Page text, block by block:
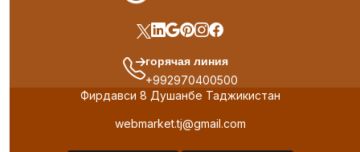
горячая линия
+992970400500
Фирдавси 8 Душанбе Таджикистан
webmarket.tj@gmail.com